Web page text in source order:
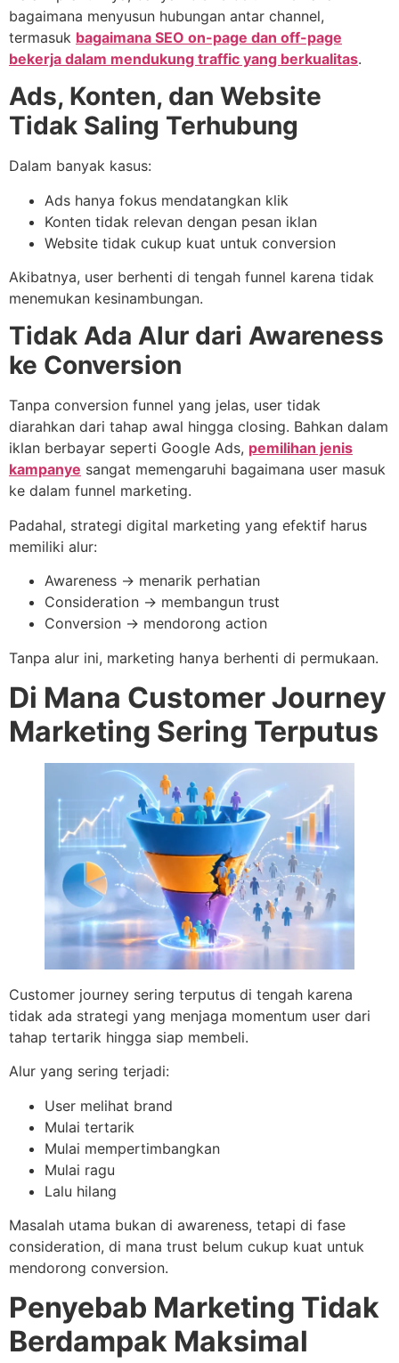
bagaimana menyusun hubungan antar channel,
termasuk bagaimana SEO on-page dan off-page
bekerja dalam mendukung traffic yang berkualitas.
Ads, Konten, dan Website
Tidak Saling Terhubung
Dalam banyak kasus:
Ads hanya fokus mendatangkan klik
Konten tidak relevan dengan pesan iklan
Website tidak cukup kuat untuk conversion
Akibatnya, user berhenti di tengah funnel karena tidak
menemukan kesinambungan.
Tidak Ada Alur dari Awareness
ke Conversion
Tanpa conversion funnel yang jelas, user tidak
diarahkan dari tahap awal hingga closing. Bahkan dalam
iklan berbayar seperti Google Ads, pemilihan jenis
kampanye sangat memengaruhi bagaimana user masuk
ke dalam funnel marketing.
Padahal, strategi digital marketing yang efektif harus
memiliki alur:
Awareness → menarik perhatian
Consideration → membangun trust
Conversion → mendorong action
Tanpa alur ini, marketing hanya berhenti di permukaan.
Di Mana Customer Journey
Marketing Sering Terputus
Customer journey sering terputus di tengah karena
tidak ada strategi yang menjaga momentum user dari
tahap tertarik hingga siap membeli.
Alur yang sering terjadi:
User melihat brand
Mulai tertarik
Mulai mempertimbangkan
Mulai ragu
Lalu hilang
Masalah utama bukan di awareness, tetapi di fase
consideration, di mana trust belum cukup kuat untuk
mendorong conversion.
Penyebab Marketing Tidak
Berdampak Maksimal